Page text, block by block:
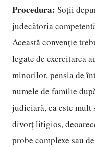
Procedura: Soții
judecătoria
Această convenție
legate de exercitarea
minorilor, pensia de
numele de familie
judiciară, ea este
divorț litigios,
probe complexe sau